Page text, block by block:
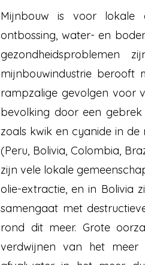
Mijnbouw is voor lokale
ontbossing, water- en
mijnbouwindustrie berooft
rampzalige gevolgen voor
bevolking door een
zoals kwik en cyanide in
(Peru, Bolivia, Colombia,
zijn vele lokale
olie-extractie, en in Bolivia
samengaat met
rond dit meer. Grote
verdwijnen van het meer